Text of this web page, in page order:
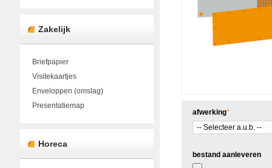
Zakelijk
Briefpapier
Visitekaartjes
Enveloppen (omslag)
Presentatiemap
Horeca
*
afwerking
bestand aanleveren